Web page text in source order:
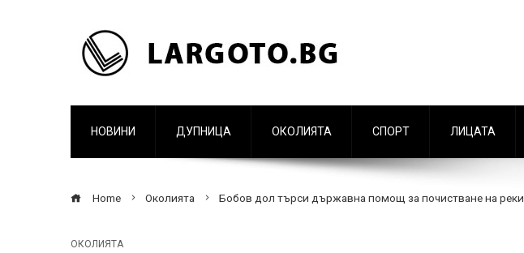
НОВИНИ ДУПНИЦА ОКОЛИЯТА СПОРТ ЛИЦАТА
Home Околията Бобов дол търси държавна помощ за почистване на реки
ОКОЛИЯТА